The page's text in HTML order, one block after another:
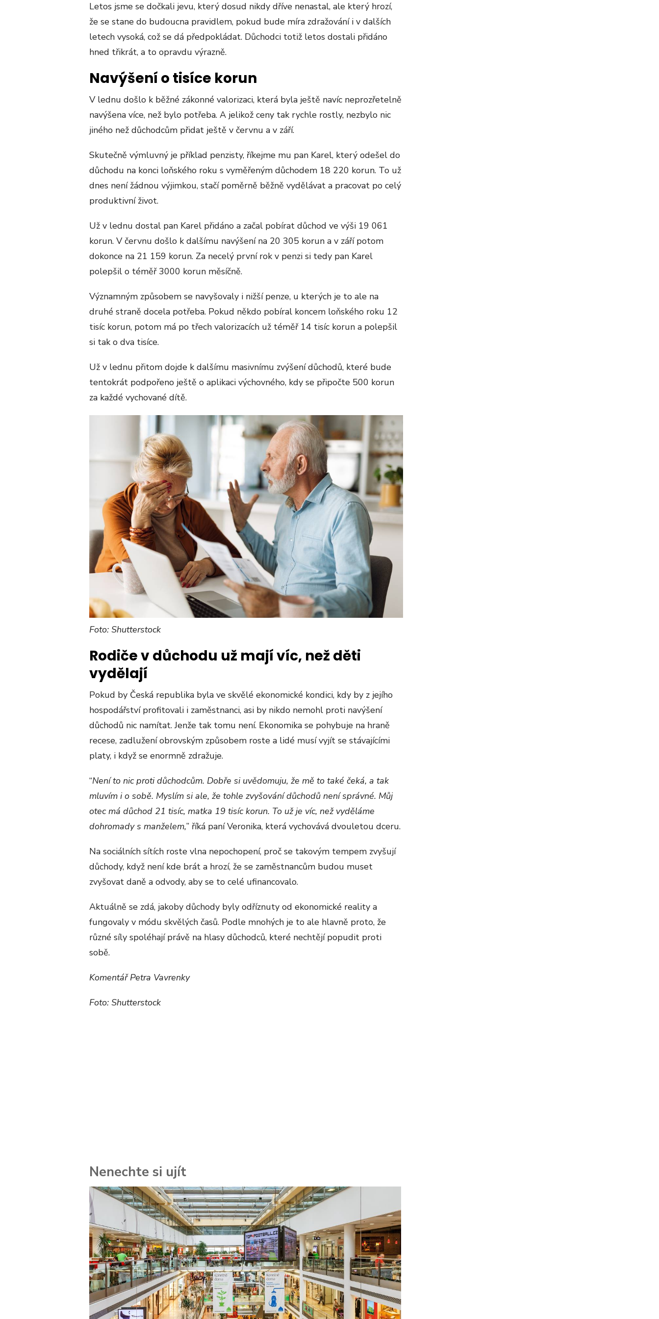
Letos jsme se dočkali jevu, který dosud nikdy dříve nenastal, ale který hrozí,
že se stane do budoucna pravidlem, pokud bude míra zdražování i v dalších
letech vysoká, což se dá předpokládat. Důchodci totiž letos dostali přidáno
hned třikrát, a to opravdu výrazně.
Navýšení o tisíce korun
V lednu došlo k běžné zákonné valorizaci, která byla ještě navíc neprozřetelně
navýšena více, než bylo potřeba. A jelikož ceny tak rychle rostly, nezbylo nic
jiného než důchodcům přidat ještě v červnu a v září.
Skutečně výmluvný je příklad penzisty, říkejme mu pan Karel, který odešel do
důchodu na konci loňského roku s vyměřeným důchodem 18 220 korun. To už
dnes není žádnou výjimkou, stačí poměrně běžně vydělávat a pracovat po celý
produktivní život.
Už v lednu dostal pan Karel přidáno a začal pobírat důchod ve výši 19 061
korun. V červnu došlo k dalšímu navýšení na 20 305 korun a v září potom
dokonce na 21 159 korun. Za necelý první rok v penzi si tedy pan Karel
polepšil o téměř 3000 korun měsíčně.
Významným způsobem se navyšovaly i nižší penze, u kterých je to ale na
druhé straně docela potřeba. Pokud někdo pobíral koncem loňského roku 12
tisíc korun, potom má po třech valorizacích už téměř 14 tisíc korun a polepšil
si tak o dva tisíce.
Už v lednu přitom dojde k dalšímu masivnímu zvýšení důchodů, které bude
tentokrát podpořeno ještě o aplikaci výchovného, kdy se připočte 500 korun
za každé vychované dítě.
Foto: Shutterstock
Rodiče v důchodu už mají víc, než děti
vydělají
Pokud by Česká republika byla ve skvělé ekonomické kondici, kdy by z jejího
hospodářství profitovali i zaměstnanci, asi by nikdo nemohl proti navýšení
důchodů nic namítat. Jenže tak tomu není. Ekonomika se pohybuje na hraně
recese, zadlužení obrovským způsobem roste a lidé musí vyjít se stávajícími
platy, i když se enormně zdražuje.
“Není to nic proti důchodcům. Dobře si uvědomuju, že mě to také čeká, a tak
mluvím i o sobě. Myslím si ale, že tohle zvyšování důchodů není správné. Můj
otec má důchod 21 tisíc, matka 19 tisíc korun. To už je víc, než vyděláme
dohromady s manželem,” říká paní Veronika, která vychovává dvouletou dceru.
Na sociálních sítích roste vlna nepochopení, proč se takovým tempem zvyšují
důchody, když není kde brát a hrozí, že se zaměstnancům budou muset
zvyšovat daně a odvody, aby se to celé ufinancovalo.
Aktuálně se zdá, jakoby důchody byly odříznuty od ekonomické reality a
fungovaly v módu skvělých časů. Podle mnohých je to ale hlavně proto, že
různé síly spoléhají právě na hlasy důchodců, které nechtějí popudit proti
sobě.
Komentář Petra Vavrenky
Foto: Shutterstock
Nenechte si ujít